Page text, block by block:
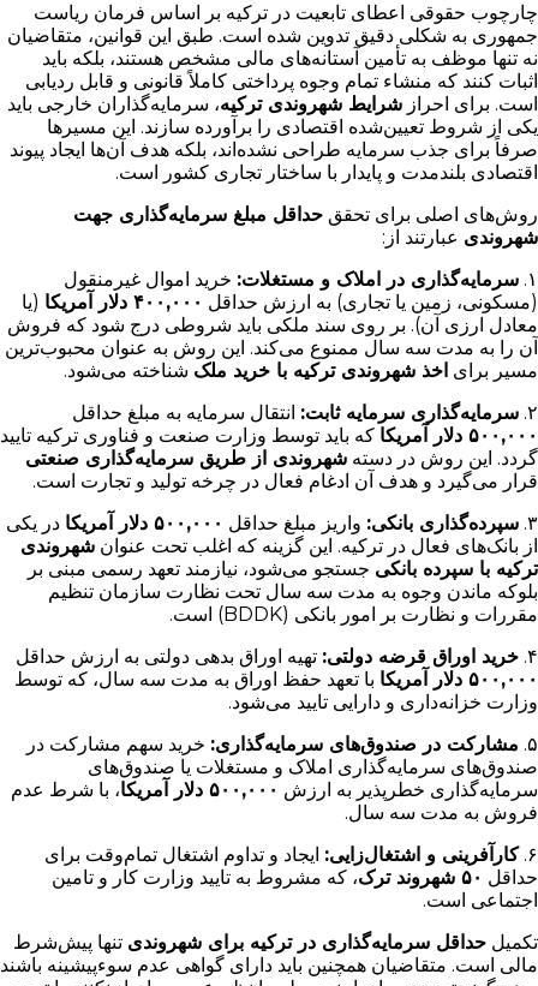
چارچوب حقوقی اعطای تابعیت در ترکیه بر اساس فرمان ریاست
جمهوری به شکلی دقیق تدوین شده است. طبق این قوانین، متقاضیان
نه تنها موظف به تأمین آستانه‌های مالی مشخص هستند، بلکه باید
اثبات کنند که منشاء تمام وجوه پرداختی کاملاً قانونی و قابل ردیابی
است. برای احراز شرایط شهروندی ترکیه، سرمایه‌گذاران خارجی باید
یکی از شروط تعیین‌شده اقتصادی را برآورده سازند. این مسیرها
صرفاً برای جذب سرمایه طراحی نشده‌اند، بلکه هدف آن‌ها ایجاد پیوند
اقتصادی بلندمدت و پایدار با ساختار تجاری کشور است.
روش‌های اصلی برای تحقق حداقل مبلغ سرمایه‌گذاری جهت
شهروندی عبارتند از:
۱. سرمایه‌گذاری در املاک و مستغلات: خرید اموال غیرمنقول
(مسکونی، زمین یا تجاری) به ارزش حداقل ۴۰۰,۰۰۰ دلار آمریکا
(یا
معادل ارزی آن). بر روی سند ملکی باید شروطی درج شود که فروش
آن را به مدت سه سال ممنوع می‌کند. این روش به عنوان محبوب‌ترین
مسیر برای اخذ شهروندی ترکیه با خرید ملک شناخته می‌شود.
۲. سرمایه‌گذاری سرمایه ثابت: انتقال سرمایه به مبلغ حداقل
۵۰۰,۰۰۰ دلار آمریکا
که باید توسط وزارت صنعت و فناوری ترکیه تایید
گردد. این روش در دسته شهروندی از طریق سرمایه‌گذاری صنعتی
قرار می‌گیرد و هدف آن ادغام فعال در چرخه تولید و تجارت است.
۳. سپرده‌گذاری بانکی: واریز مبلغ حداقل ۵۰۰,۰۰۰ دلار آمریکا
در یکی
از بانک‌های فعال در ترکیه. این گزینه که اغلب تحت عنوان شهروندی
ترکیه با سپرده بانکی جستجو می‌شود، نیازمند تعهد رسمی مبنی بر
بلوکه ماندن وجوه به مدت سه سال تحت نظارت سازمان تنظیم
مقررات و نظارت بر امور بانکی (BDDK) است.
۴. خرید اوراق قرضه دولتی: تهیه اوراق بدهی دولتی به ارزش حداقل
۵۰۰,۰۰۰ دلار آمریکا
با تعهد حفظ اوراق به مدت سه سال، که توسط
وزارت خزانه‌داری و دارایی تایید می‌شود.
۵. مشارکت در صندوق‌های سرمایه‌گذاری: خرید سهم مشارکت در
صندوق‌های سرمایه‌گذاری املاک و مستغلات یا صندوق‌های
سرمایه‌گذاری خطرپذیر به ارزش ۵۰۰,۰۰۰ دلار آمریکا
، با شرط عدم
فروش به مدت سه سال.
۶. کارآفرینی و اشتغال‌زایی: ایجاد و تداوم اشتغال تمام‌وقت برای
حداقل ۵۰ شهروند ترک
، که مشروط به تایید وزارت کار و تامین
اجتماعی است.
تکمیل حداقل سرمایه‌گذاری در ترکیه برای شهروندی تنها پیش‌شرط
مالی است. متقاضیان همچنین باید دارای گواهی عدم سوءپیشینه باشند